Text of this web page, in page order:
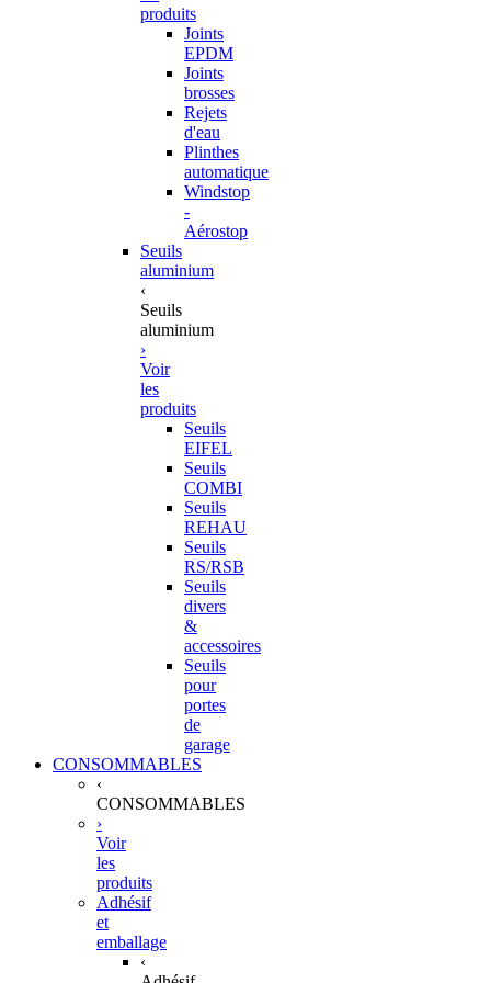
produits
Joints
EPDM
Joints
brosses
Rejets
d'eau
Plinthes
automatique
Windstop
-
Aérostop
Seuils
aluminium
‹
Seuils
aluminium
›
Voir
les
produits
Seuils
EIFEL
Seuils
COMBI
Seuils
REHAU
Seuils
RS/RSB
Seuils
divers
&
accessoires
Seuils
pour
portes
de
garage
CONSOMMABLES
‹
CONSOMMABLES
›
Voir
les
produits
Adhésif
et
emballage
‹